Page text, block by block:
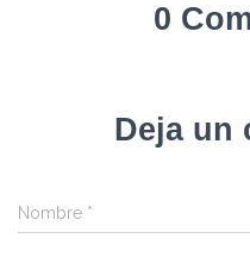
0
Deja un
Nombre *